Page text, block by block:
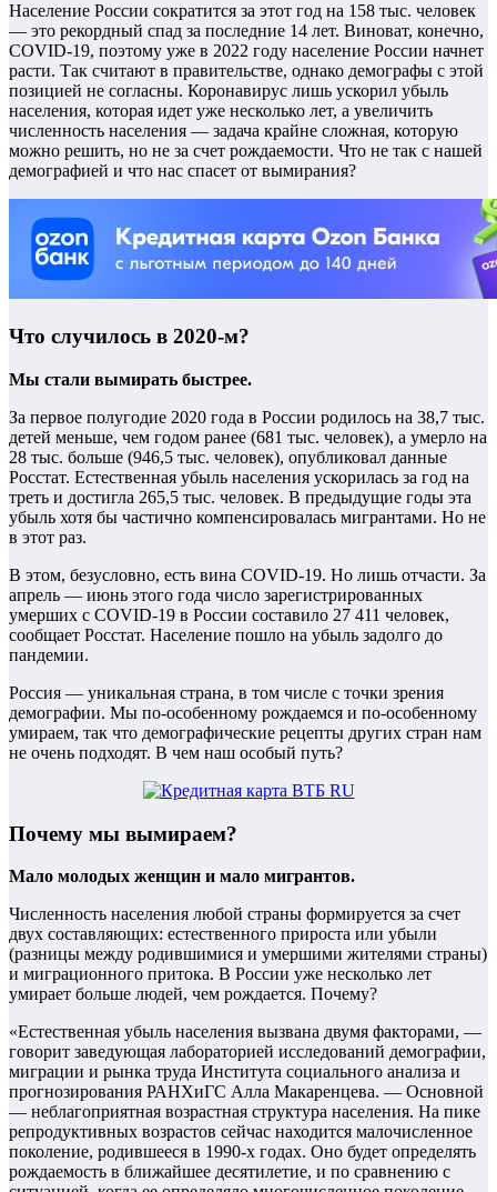
Население России сократится за этот год на 158 тыс. человек
— это рекордный спад за последние 14 лет. Виноват, конечно,
COVID-19, поэтому уже в 2022 году население России начнет
расти. Так считают в правительстве, однако демографы с этой
позицией не согласны. Коронавирус лишь ускорил убыль
населения, которая идет уже несколько лет, а увеличить
численность населения — задача крайне сложная, которую
можно решить, но не за счет рождаемости. Что не так с нашей
демографией и что нас спасет от вымирания?
Что случилось в 2020-м?
Мы стали вымирать быстрее.
За первое полугодие 2020 года в России родилось на 38,7 тыс.
детей меньше, чем годом ранее (681 тыс. человек), а умерло на
28 тыс. больше (946,5 тыс. человек), опубликовал данные
Росстат. Естественная убыль населения ускорилась за год на
треть и достигла 265,5 тыс. человек. В предыдущие годы эта
убыль хотя бы частично компенсировалась мигрантами. Но не
в этот раз.
В этом, безусловно, есть вина СOVID-19. Но лишь отчасти. За
апрель — июнь этого года число зарегистрированных
умерших с COVID-19 в России составило 27 411 человек,
сообщает Росстат. Население пошло на убыль задолго до
пандемии.
Россия — уникальная страна, в том числе с точки зрения
демографии. Мы по-особенному рождаемся и по-особенному
умираем, так что демографические рецепты других стран нам
не очень подходят. В чем наш особый путь?
Почему мы вымираем?
Мало молодых женщин и мало мигрантов.
Численность населения любой страны формируется за счет
двух составляющих: естественного прироста или убыли
(разницы между родившимися и умершими жителями страны)
и миграционного притока. В России уже несколько лет
умирает больше людей, чем рождается. Почему?
«Естественная убыль населения вызвана двумя факторами, —
говорит заведующая лабораторией исследований демографии,
миграции и рынка труда Института социального анализа и
прогнозирования РАНХиГС Алла Макаренцева. — Основной
— неблагоприятная возрастная структура населения. На пике
репродуктивных возрастов сейчас находится малочисленное
поколение, родившееся в 1990-х годах. Оно будет определять
рождаемость в ближайшее десятилетие, и по сравнению с